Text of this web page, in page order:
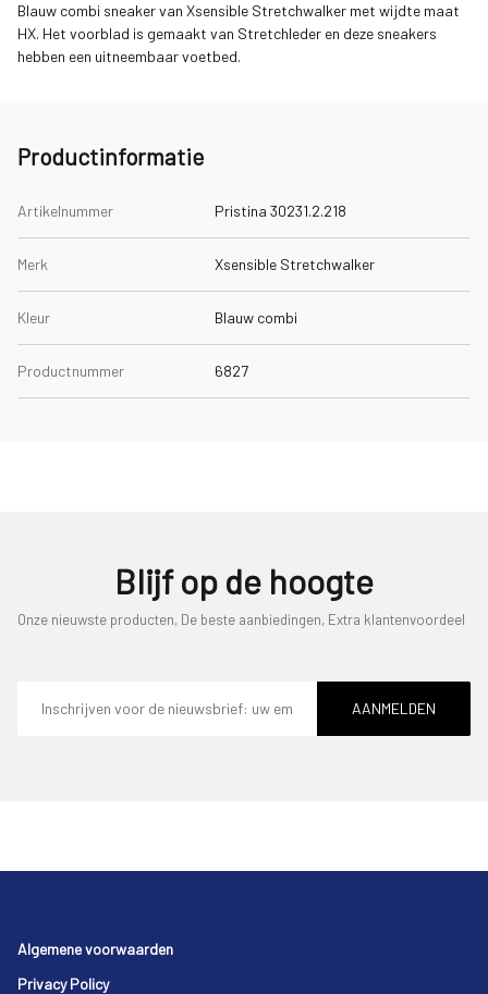
Blauw combi sneaker van Xsensible Stretchwalker met wijdte maat
HX. Het voorblad is gemaakt van Stretchleder en deze sneakers
hebben een uitneembaar voetbed.
Productinformatie
Artikelnummer Pristina 30231.2.218
Merk Xsensible Stretchwalker
Kleur Blauw combi
Productnummer 6827
Blijf op de hoogte
Onze nieuwste producten, De beste aanbiedingen, Extra klantenvoordeel
mailadres
AANMELDEN
Footer
Algemene voorwaarden
Privacy Policy